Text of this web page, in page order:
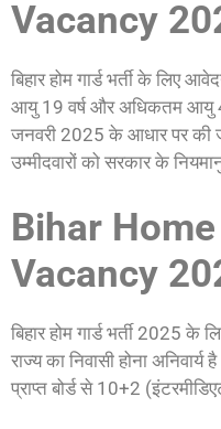
Vacancy
बिहार होम गार्ड भर्ती के लिए
आयु 19 वर्ष और अधिकतम आयु
जनवरी 2025 के आधार पर की
उम्मीदवारों को सरकार के
Bihar
Vacancy
बिहार होम गार्ड भर्ती 2025 के
राज्य का निवासी होना अनिवार्य
प्राप्त बोर्ड से 10+2